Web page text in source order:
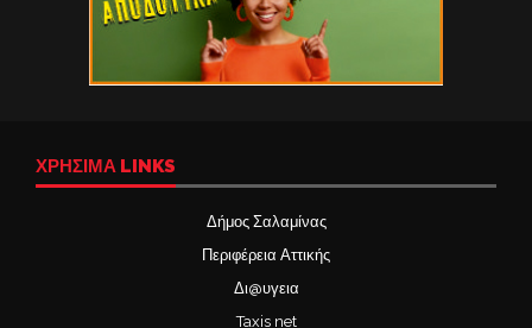
ΧΡΉΣΙΜΑ LINKS
Δήμος Σαλαμίνας
Περιφέρεια Αττικής
Δι@υγεια
Taxis net